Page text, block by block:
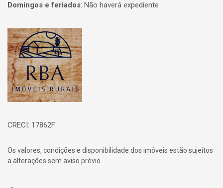
Domingos e feriados: Não haverá expediente
Página inicial
CRECI: 17862F
Os valores, condições e disponibilidade dos imóveis estão sujeitos
a alterações sem aviso prévio.